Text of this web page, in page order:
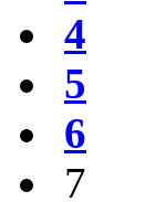
4
5
6
7